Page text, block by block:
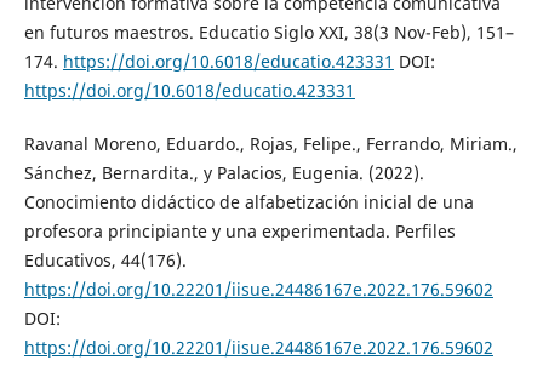
en futuros maestros. Educatio Siglo XXI, 38(3 Nov-Feb), 151–
174. https://doi.org/10.6018/educatio.423331 DOI:
https://doi.org/10.6018/educatio.423331
Ravanal Moreno, Eduardo., Rojas, Felipe., Ferrando, Miriam.,
Sánchez, Bernardita., y Palacios, Eugenia. (2022).
Conocimiento didáctico de alfabetización inicial de una
profesora principiante y una experimentada. Perfiles
Educativos, 44(176).
https://doi.org/10.22201/iisue.24486167e.2022.176.59602
DOI:
https://doi.org/10.22201/iisue.24486167e.2022.176.59602